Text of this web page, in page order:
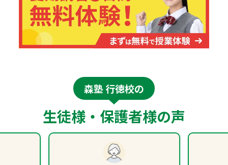
森塾 行徳校の
生徒様・保護者様の声